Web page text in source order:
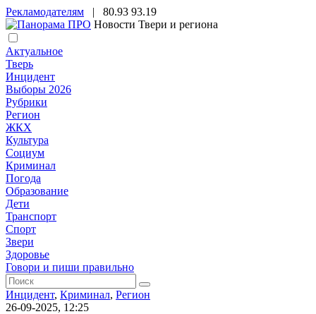
Рекламодателям | 80.93 93.19
Новости Твери и региона
Актуальное
Тверь
Инцидент
Выборы 2026
Рубрики
Регион
ЖКХ
Культура
Социум
Криминал
Погода
Образование
Дети
Транспорт
Спорт
Звери
Здоровье
Говори и пиши правильно
Инцидент, Криминал, Регион
26-09-2025, 12:25